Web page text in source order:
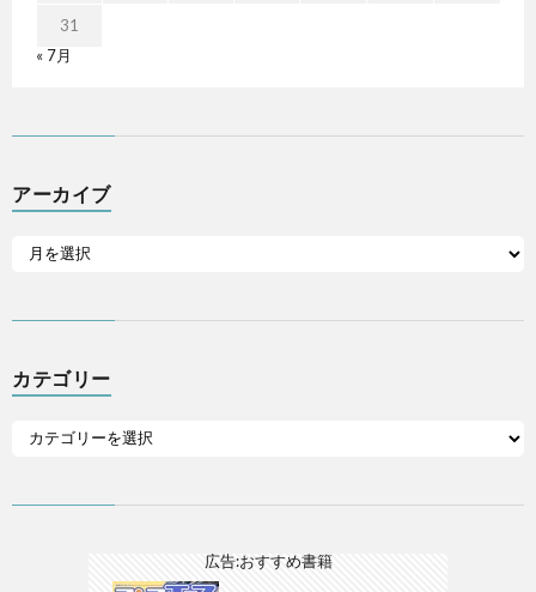
31
« 7月
アーカイブ
カテゴリー
広告:おすすめ書籍